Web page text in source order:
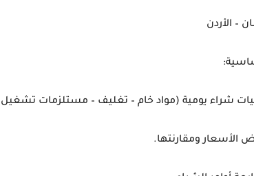
– الأردن
شراء يومية (مواد خام – تغليف – مستلزمات
الأسعار ومقارنتها.